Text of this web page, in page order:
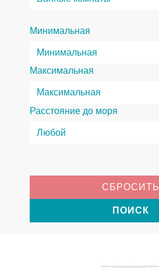
Минимальная
Максимальная
Расстояние до моря
СБРОСИТЬ
ПОИСК